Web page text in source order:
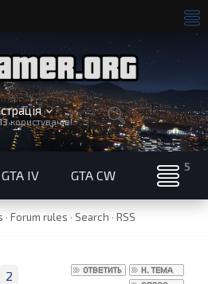
користувачів!
GTA IV GTA CW
· Forum rules · Search · RSS
2